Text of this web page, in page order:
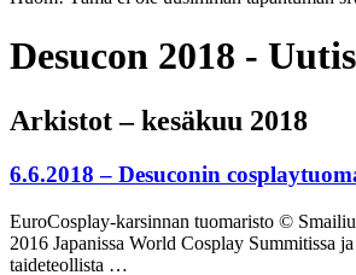
Desucon 2018 -
Arkistot – kesäkuu 2018
6.6.2018 – Desuconin
EuroCosplay-karsinnan tuomaristo ©
2016 Japanissa World Cosplay Summitissa
taideteollista …